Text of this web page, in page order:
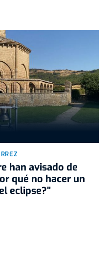
han avisado de
qué no hacer un
eclipse?"